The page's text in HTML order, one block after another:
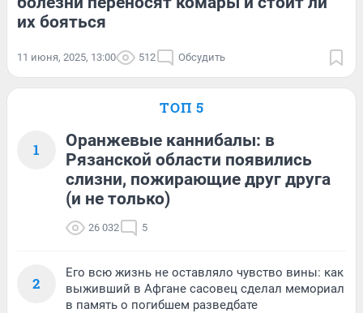
их бояться
11 июня, 2025, 13:00 512 Обсудить
ТОП 5
1
Оранжевые каннибалы: в
Рязанской области появились
слизни, пожирающие друг друга
(и не только)
26 032 5
2
Его всю жизнь не оставляло чувство вины: как
выживший в Афгане сасовец сделал мемориал
в память о погибшем разведбате